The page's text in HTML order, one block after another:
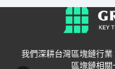
我們深耕台灣區塊鏈行
區塊鏈相關